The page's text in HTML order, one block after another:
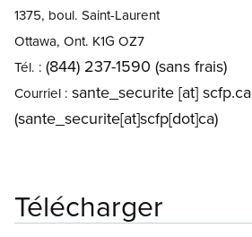
1375, boul. Saint-Laurent
Ottawa, Ont. K1G OZ7
Tél. : (844) 237-1590 (sans frais)
Courriel : sante_securite [at] scfp.ca
(sante_securite[at]scfp[dot]ca)
Télécharger